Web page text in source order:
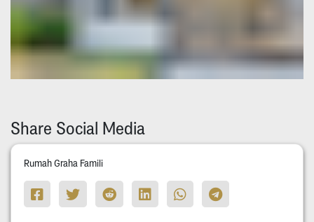
Share Social Media
Rumah Graha Famili